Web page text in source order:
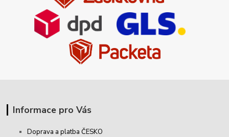
Informace pro Vás
Doprava a platba ČESKO